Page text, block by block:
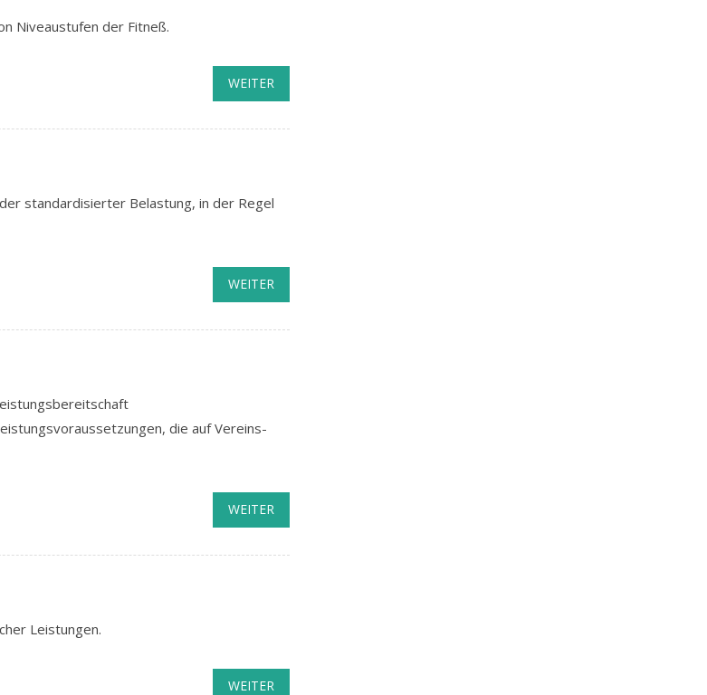
Niveaustufen der Fitneß.
WEITER
standardisierter Belastung, in der Regel
WEITER
die auf Vereins-
WEITER
Leistungen.
WEITER